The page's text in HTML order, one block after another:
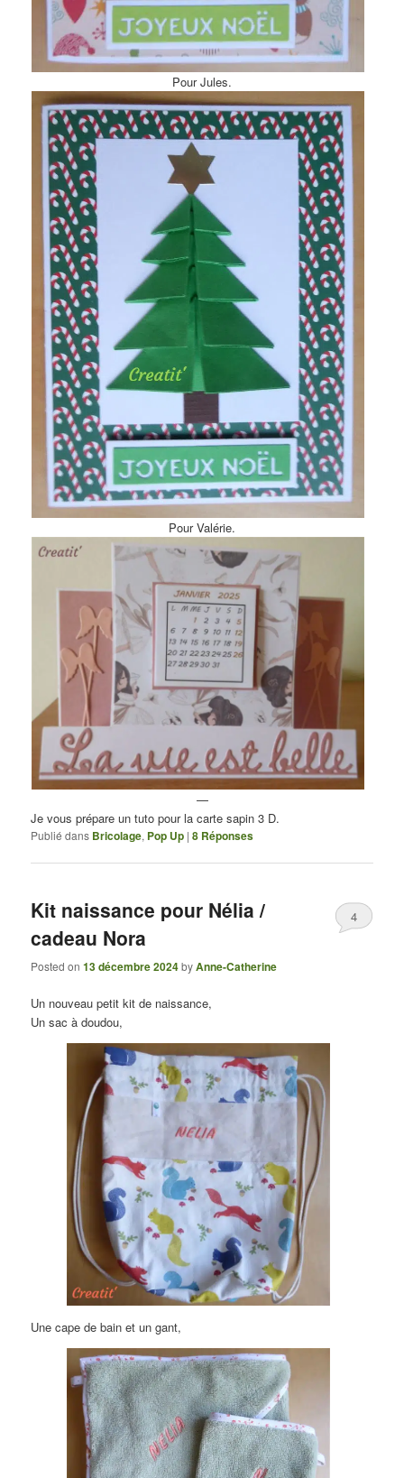
Pour Jules.
Pour Valérie.
—
Je vous prépare un tuto pour la carte sapin 3 D.
Publié dans Bricolage, Pop Up |8 Réponses
Kit naissance pour Nélia /
cadeau Nora
Posted on13 décembre 2024byAnne-Catherine
4
Un nouveau petit kit de naissance,
Un sac à doudou,
Une cape de bain et un gant,